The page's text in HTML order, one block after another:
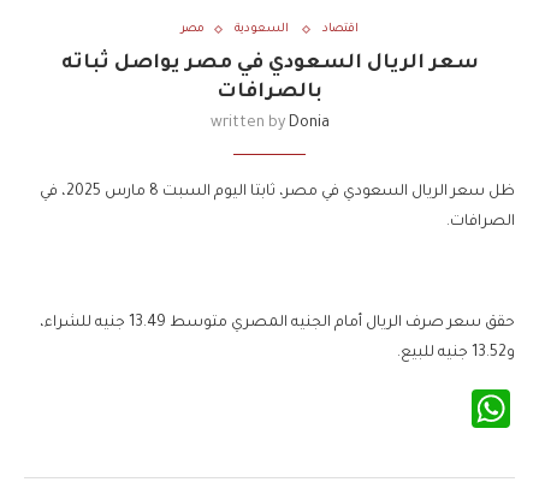
اقتصاد السعودية مصر
سعر الريال السعودي في مصر يواصل ثباته
بالصرافات
written by Donia
ظل سعر الريال السعودي في مصر، ثابتا اليوم السبت 8 مارس 2025، في
الصرافات.
حقق سعر صرف الريال أمام الجنيه المصري متوسط 13.49 جنيه للشراء،
و13.52 جنيه للبيع.